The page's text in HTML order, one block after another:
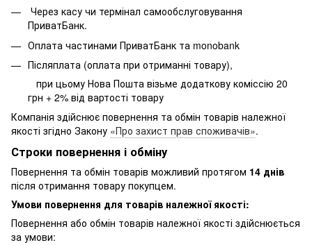
Через касу чи термінал самообслуговування
ПриватБанк.
Оплата частинами ПриватБанк та monobank
Післяплата (оплата при отриманні товару),
при цьому Нова Пошта візьме додаткову коміссію 20
грн + 2% від вартості товару
Компанія здійснює повернення та обмін товарів належної
якості згідно Закону «Про захист прав споживачів».
Строки повернення і обміну
Повернення та обмін товарів можливий протягом 14 днів
після отримання товару покупцем.
Умови повернення для товарів належної якості:
Повернення або обмін товарів належної якості здійснюється
за умови: